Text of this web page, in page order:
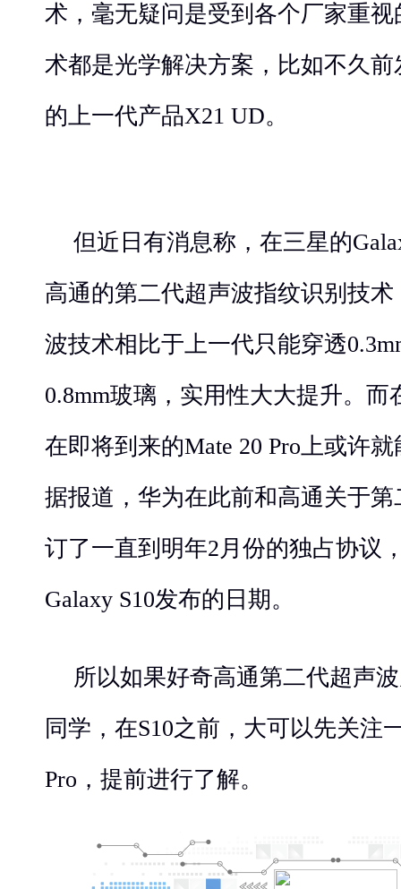
术，毫无疑问是受到各个厂家重
术都是光学解决方案，比如不久
的上一代产品X21 UD。
但近日有消息称，在三星的
高通的第二代超声波指纹识别技
波技术相比于上一代只能穿透
0.8mm玻璃，实用性大大提升。而
在即将到来的Mate 20 Pro上或许
据报道，华为在此前和高通关于
订了一直到明年2月份的独占协议
Galaxy S10发布的日期。
所以如果好奇高通第二代超声
同学，在S10之前，大可以先关注
Pro，提前进行了解。